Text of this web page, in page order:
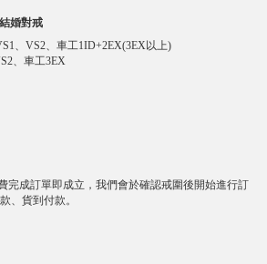
婚對戒
、VS2、車工1ID+2EX(3EX以上)
、車工3EX
完成訂單即成立，我們會於確認戒圍後開始進行訂
、貨到付款。